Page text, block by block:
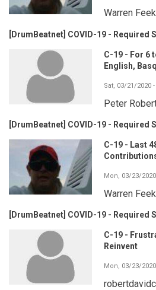
Warren Feek
[DrumBeatnet] COVID-19 - Required
C-19 - For 6
English,
Sat, 03/21/2020 -
Peter
[DrumBeatnet] COVID-19 - Required
C-19 - Last
Mon, 03/23/
Warren Feek
[DrumBeatnet] COVID-19 - Required
C-19 -
Reinvent
Mon, 03/23/